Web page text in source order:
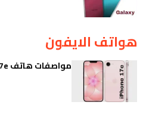
هواتف الايفون
مواصفات هاتف iPhone 17e كاملا